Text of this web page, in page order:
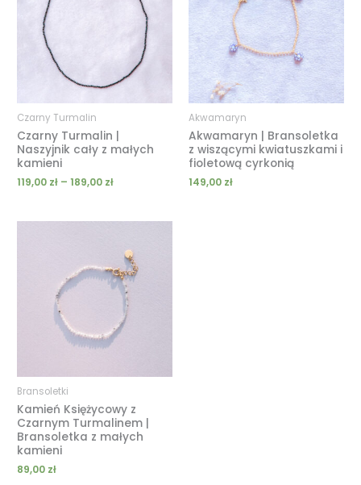
Czarny Turmalin
Czarny Turmalin |
Naszyjnik cały z małych
kamieni
119,00 zł – 189,00 zł
189,00 zł
Akwamaryn
Akwamaryn | Bransoletka
z wiszącymi kwiatuszkami i
fioletową cyrkonią
149,00 zł
Bransoletki
Kamień Księżycowy z
Czarnym Turmalinem |
Bransoletka z małych
kamieni
89,00 zł